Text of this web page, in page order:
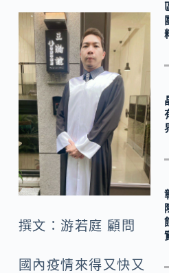
o
o
k
y
Li
n
k
撰文：游若庭 顧問
國內疫情來得又快又